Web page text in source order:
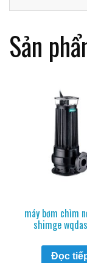
Sản
máy bơm chìm
shimge
Đọc